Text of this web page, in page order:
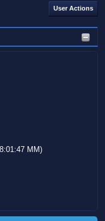
ΜΜ)
User Actions